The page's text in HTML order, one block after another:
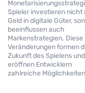
Spieler investieren nicht
Geld in digitale Güter,
beeinflussen auch
Markenstrategien. Diese
Veränderungen formen
Zukunft des Spielens und
eröffnen Entwicklern
zahlreiche